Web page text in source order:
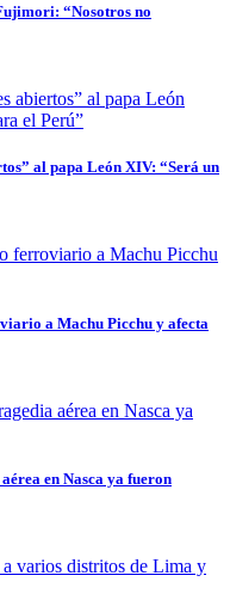
“Nosotros no
al papa León XIV: “Será un
a Machu Picchu y afecta
en Nasca ya fueron